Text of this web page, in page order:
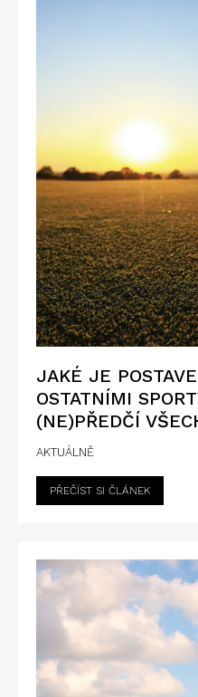
JAKÉ JE
OSTATNÍMI
(NE)PŘEDČÍ
AKTUÁLNĚ
PŘEČÍST SI ČLÁNEK